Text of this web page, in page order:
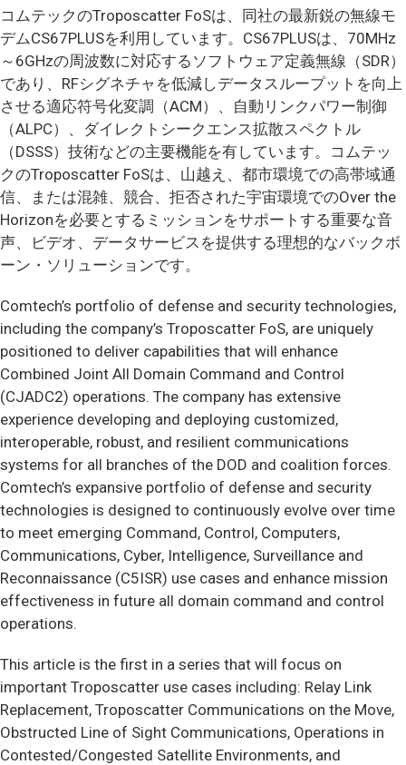
コムテックのTroposcatter FoSは、同社の最新鋭の無線モ
デムCS67PLUSを利用しています。CS67PLUSは、70MHz
～6GHzの周波数に対応するソフトウェア定義無線（SDR）
であり、RFシグネチャを低減しデータスループットを向上
させる適応符号化変調（ACM）、自動リンクパワー制御
（ALPC）、ダイレクトシークエンス拡散スペクトル
（DSSS）技術などの主要機能を有しています。コムテッ
クのTroposcatter FoSは、山越え、都市環境での高帯域通
信、または混雑、競合、拒否された宇宙環境でのOver the
Horizonを必要とするミッションをサポートする重要な音
声、ビデオ、データサービスを提供する理想的なバックボ
ーン・ソリューションです。
Comtech’s portfolio of defense and security technologies,
including the company’s Troposcatter FoS, are uniquely
positioned to deliver capabilities that will enhance
Combined Joint All Domain Command and Control
(CJADC2) operations. The company has extensive
experience developing and deploying customized,
interoperable, robust, and resilient communications
systems for all branches of the DOD and coalition forces.
Comtech’s expansive portfolio of defense and security
technologies is designed to continuously evolve over time
to meet emerging Command, Control, Computers,
Communications, Cyber, Intelligence, Surveillance and
Reconnaissance (C5ISR) use cases and enhance mission
effectiveness in future all domain command and control
operations.
This article is the first in a series that will focus on
important Troposcatter use cases including: Relay Link
Replacement, Troposcatter Communications on the Move,
Obstructed Line of Sight Communications, Operations in
Contested/Congested Satellite Environments, and